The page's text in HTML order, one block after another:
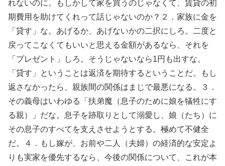
れないのに。もしかして家を買うのじゃなくて、賃貸の初
期費用を助けてくれって話じゃないのか？２．家族に金を
「貸す」な。あげるか、あげないかの二択にしろ。二度と
戻ってこなくてもいいと思える金額があるなら、それを
「プレゼント」しろ。そうじゃないなら1円も出すな。
「貸す」ということは返済を期待するということだ。もし
返さなかったら、親族間の関係はまじで最悪になる。３．
その義母はいわゆる「扶弟魔（息子のために娘を犠牲にす
る親）」だな。息子を跡取りとして溺愛し、娘（たち）に
その息子のすべてを支えさせようとする。極めて不健全
だ。４．もし嫁が、お前や二人（夫婦）の経済的な安定よ
りも実家を優先するなら、今後の関係について、これが本